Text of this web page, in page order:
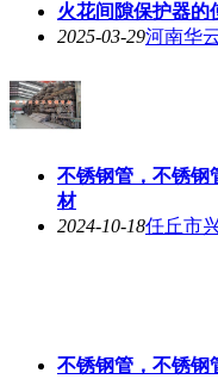
火花间隙保护器的
2025-03-29河南华
不锈钢管，不锈钢
材
2024-10-18任丘市
不锈钢管，不锈钢